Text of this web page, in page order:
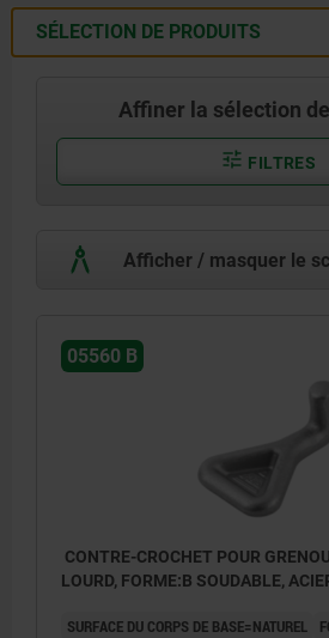
SÉLECTION DE PRODUITS
Affiner la sélection
FILTRES
Afficher / masquer le
05560 B
CONTRE-CROCHET POUR
LOURD, FORME:B SOUDABLE,
SURFACE DU CORPS DE BASE=NATUREL